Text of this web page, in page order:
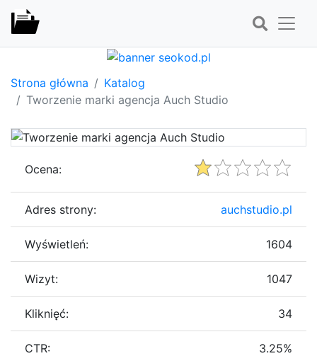
Strona główna
Katalog
Tworzenie marki agencja Auch Studio
Ocena:
Adres strony: auchstudio.pl
Wyświetleń: 1604
Wizyt: 1047
Kliknięć: 34
CTR: 3.25%